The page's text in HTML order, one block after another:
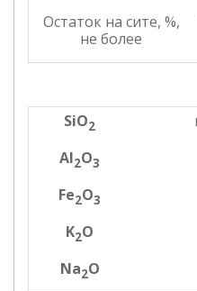
Остаток на сите, %,
не более
SiO2
Al2O3
Fe2O3
K2O
Na2O